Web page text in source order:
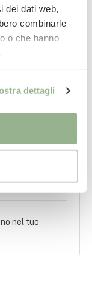
dei dati web,
combinarle
o che hanno
dettagli
nel tuo